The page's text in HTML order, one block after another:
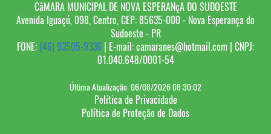
CâMARA MUNICIPAL DE NOVA ESPERANçA DO SUDOESTE
Avenida Iguaçú, 098, Centro, CEP: 85635-000 - Nova Esperança do
Sudoeste - PR
FONE: (46) 93505-9336 | E-mail: camaranes@hotmail.com | CNPJ:
01.040.648/0001-54
Última Atualização: 06/08/2026 08:30:02
Política de Privacidade
Política de Proteção de Dados